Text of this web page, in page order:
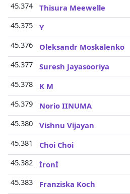
45.374
Thisura Meewelle
45.375
Y
45.376
Oleksandr Moskalenko
45.377
Suresh Jayasooriya
45.378
K M
45.379
Norio IINUMA
45.380
Vishnu Vijayan
45.381
Choi Choi
45.382
İronİ
45.383
Franziska Koch